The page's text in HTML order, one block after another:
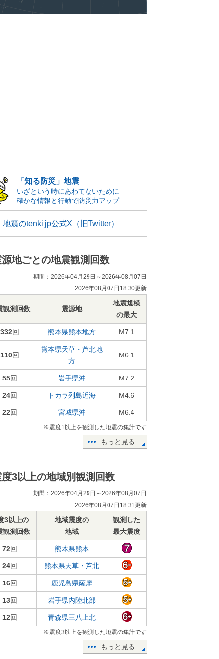
「知る防災」地震
いざという時にあわてないために
確かな情報と行動で防災力アップ
地震のtenki.jp公式X（旧Twitter）
源地ごとの地震観測回数
期間：2026年04月29日～2026年08月07日
2026年08月07日18:30更新
観測回数 震源地
地震規模
の最大
332回 熊本県熊本地方 M7.1
110回
熊本県天草・芦北地
方
M6.1
55回 岩手県沖 M7.2
24回 トカラ列島近海 M4.6
22回 宮城県沖 M6.4
※震度1以上を観測した地震の集計です
もっと見る
度3以上の地域別観測回数
期間：2026年04月29日～2026年08月07日
2026年08月07日18:31更新
3以上の
観測回数
地域震度の
地域
観測した
最大震度
72回 熊本県熊本
24回 熊本県天草・芦北
16回 鹿児島県薩摩
13回 岩手県内陸北部
12回 青森県三八上北
※震度3以上を観測した地震の集計です
もっと見る